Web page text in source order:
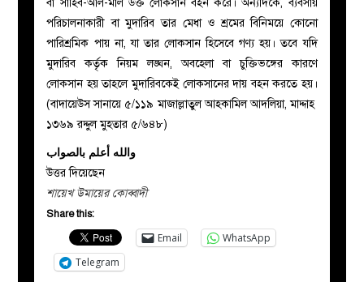
পরিচালনাকারী বা মুদারিব তার মেধা ও শ্রমের বিনিময়ে কোনো
পারিশ্রমিক পায় না, যা তার লোকসান হিসেবে গণ্য হয়। তবে যদি
মুদারিব কর্তৃক নিয়ম লঙ্ঘন, অবহেলা বা চুক্তিভঙ্গের কারণে
লোকসান হয় তাহলে মুদারিবকেই লোকসানের দায় বহন করতে হয়।
(বাদায়েউস সানায়ে ৫/১১৯ মাজাল্লাতুল আহকামিল আদলিয়া, মাদ্দাহ
১৩৬৯ রদ্দুল মুহতার ৫/৬৪৮)
والله أعلم بالصواب
উত্তর দিয়েছেন
শায়েখ উমায়ের কোব্বাদী
Share this:
Email
WhatsApp
Telegram